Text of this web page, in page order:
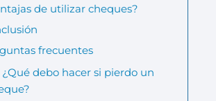
de utilizar cheques?
frecuentes
¿Qué debo hacer si pierdo un